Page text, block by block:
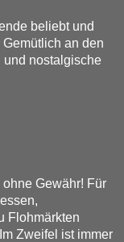
beliebt und
an den
und nostalgische
Gewähr! Für
Flohmärkten
Zweifel ist immer